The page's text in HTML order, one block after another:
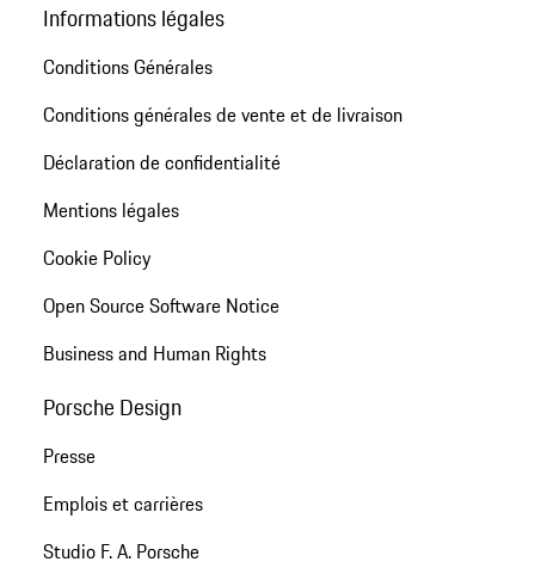
Informations légales
Conditions Générales
Conditions générales de vente et de livraison
Déclaration de confidentialité
Mentions légales
Cookie Policy
Open Source Software Notice
Business and Human Rights
Porsche Design
Presse
Emplois et carrières
Studio F. A. Porsche